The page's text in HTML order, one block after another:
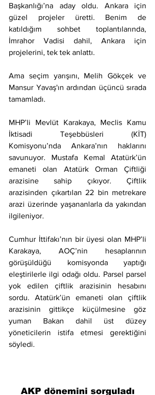
Başkanlığı’na aday oldu. Ankara için
güzel projeler üretti. Benim de
katıldığım sohbet toplantılarında,
İmrahor Vadisi dahil, Ankara için
projelerini, tek tek anlattı.
Ama seçim yarışını, Melih Gökçek ve
Mansur Yavaş'ın ardından üçüncü sırada
tamamladı.
MHP’li Mevlüt Karakaya, Meclis Kamu
İktisadi Teşebbüsleri (KİT)
Komisyonu’nda Ankara’nın haklarını
savunuyor. Mustafa Kemal Atatürk’ün
emaneti olan Atatürk Orman Çiftliği
arazisine sahip çıkıyor. Çiftlik
arazisinden çıkartılan 22 bin metrekare
arazi üzerinde yaşananlarla da yakından
ilgileniyor.
Cumhur İttifakı’nın bir üyesi olan MHP’li
Karakaya, AOÇ’nin hesaplarının
görüşüldüğü komisyonda yaptığı
eleştirilerle ilgi odağı oldu. Parsel parsel
yok edilen çiftlik arazisinin hesabını
sordu. Atatürk’ün emaneti olan çiftlik
arazisinin gittikçe küçülmesine göz
yuman Bakan dahil üst düzey
yöneticilerin istifa etmesi gerektiğini
söyledi.
AKP dönemini sorguladı